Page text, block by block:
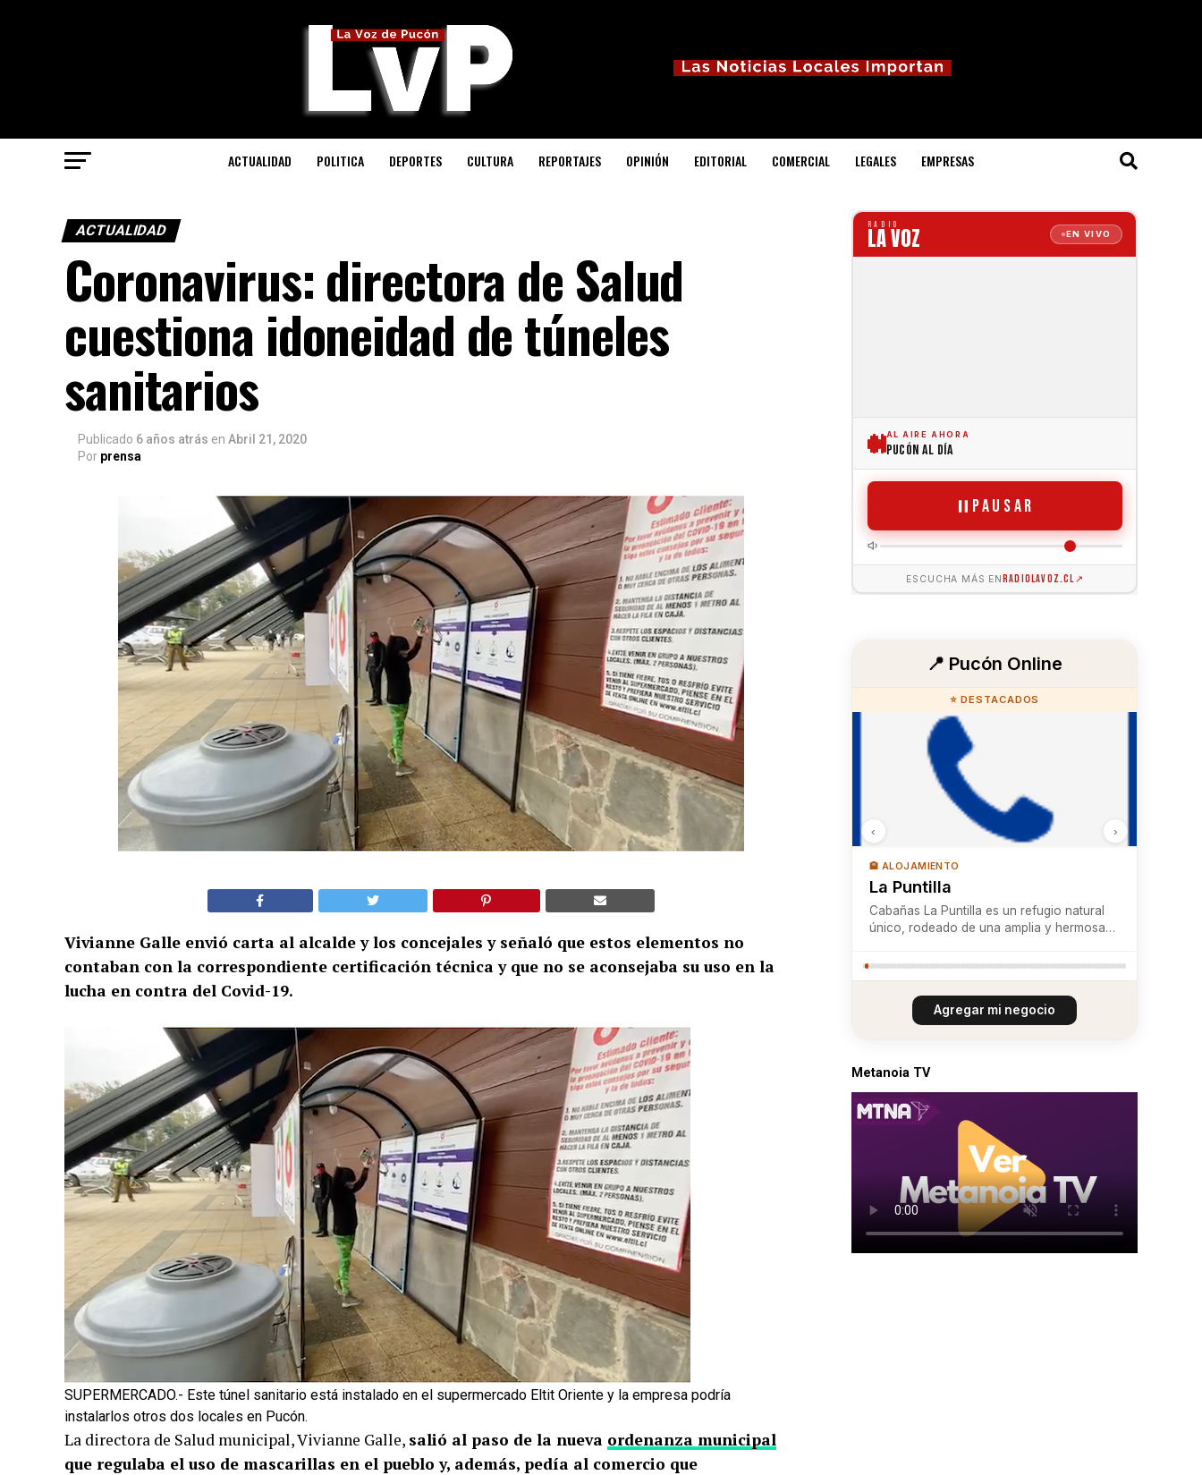
ACTUALIDAD POLITICA DEPORTES CULTURA REPORTAJES OPINIÓN EDITORIAL COMERCIAL LEGALES EMPRESAS
ACTUALIDAD
Coronavirus: directora de Salud
cuestiona idoneidad de túneles
sanitarios
Publicado 6 años atrás en Abril 21, 2020
Por prensa
Vivianne Galle envió carta al alcalde y los concejales y señaló que estos elementos no
contaban con la correspondiente certificación técnica y que no se aconsejaba su uso en la
lucha en contra del Covid-19.
SUPERMERCADO.- Este túnel sanitario está instalado en el supermercado Eltit Oriente y la empresa podría
instalarlos otros dos locales en Pucón.
La directora de Salud municipal, Vivianne Galle, salió al paso de la nueva ordenanza municipal
que regulaba el uso de mascarillas en el pueblo y, además, pedía al comercio que
📍 Pucón Online
⭐ DESTACADOS
🎿 ACTIVIDADES Y TOURS
Pucón Indómito
Termas Pucón Indómito es un refugio
natural de descanso y bienestar, ubicado a
rodeado de vegetación nativa y aire puro
de la cordillera. Este complejo termal invita
a disfrutar de sus piscinas al aire libre con
‹ ›
Agregar mi negocio
Metanoia TV